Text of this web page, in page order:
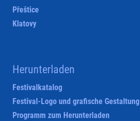
Přeštice
Klatovy
Herunterladen
Festivalkatalog
Festival-Logo und grafische Gestaltung
Programm zum Herunterladen